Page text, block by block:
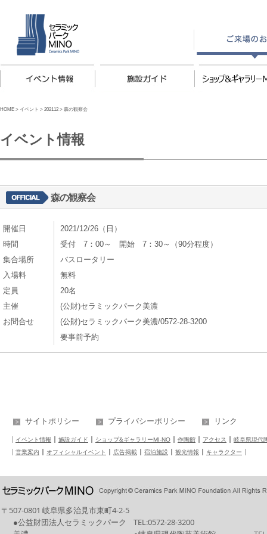
HOME > イベント > 202112 > 森の観察会
イベント情報
森の観察会
開催日
2021/12/26（日）
時間
受付 7：00～ 開始 7：30～（90分程度）
集合場所
バスロータリー
入場料
無料
定員
20名
主催
(公財)セラミックパーク美濃
お問合せ
(公財)セラミックパーク美濃/0572-28-3200
要事前予約
サイトポリシー プライバシーポリシー リンク
イベント情報 施設ガイド ショップ&ギャラリーMI-NO 作陶館 アクセス
岐阜県現代
営業案内
オフィシャルイベント 広告掲載 宿泊施設 観光情報 キャラクター
〒507-0801 岐阜県多治見市東町4-2-5
●公益財団法人セラミックパーク
TEL:0572-28-3200